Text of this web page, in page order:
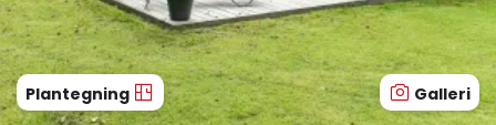
Plantegning Galleri